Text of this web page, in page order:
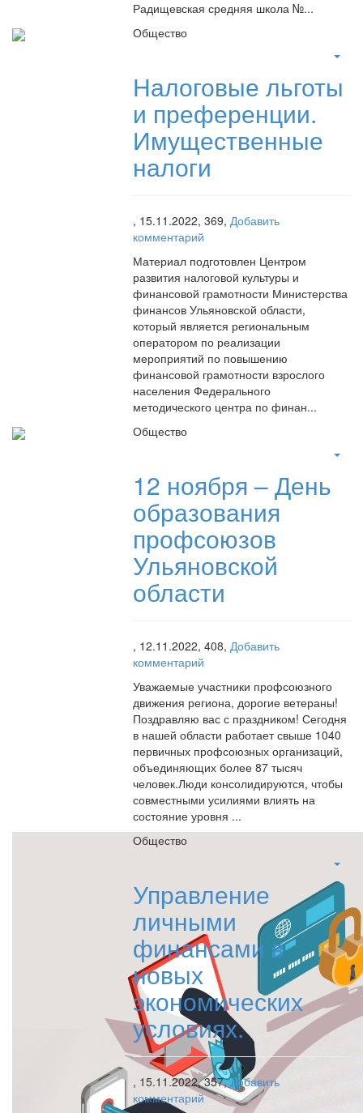
Радищевская средняя школа №...
Общество
Налоговые льготы
и преференции.
Имущественные
налоги
, 15.11.2022, 369, Добавить
комментарий
Материал подготовлен Центром
развития налоговой культуры и
финансовой грамотности Министерства
финансов Ульяновской области,
который является региональным
оператором по реализации
мероприятий по повышению
финансовой грамотности взрослого
населения Федерального
методического центра по финан...
Общество
12 ноября – День
образования
профсоюзов
Ульяновской
области
, 12.11.2022, 408, Добавить
комментарий
Уважаемые участники профсоюзного
движения региона, дорогие ветераны!
Поздравляю вас с праздником! Сегодня
в нашей области работает свыше 1040
первичных профсоюзных организаций,
объединяющих более 87 тысяч
человек.Люди консолидируются, чтобы
совместными усилиями влиять на
состояние уровня ...
Общество
Управление
личными
финансами в
новых
экономических
условиях.
, 15.11.2022, 357, Добавить
комментарий